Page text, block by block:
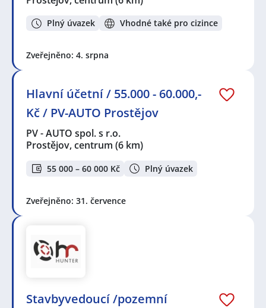
Plný úvazek Vhodné také pro cizince
Zveřejněno: 4. srpna
Hlavní účetní / 55.000 - 60.000,-
Kč / PV-AUTO Prostějov
PV - AUTO spol. s r.o.
Prostějov, centrum (6 km)
55 000 – 60 000 Kč Plný úvazek
Zveřejněno: 31. července
Stavbyvedoucí /pozemní